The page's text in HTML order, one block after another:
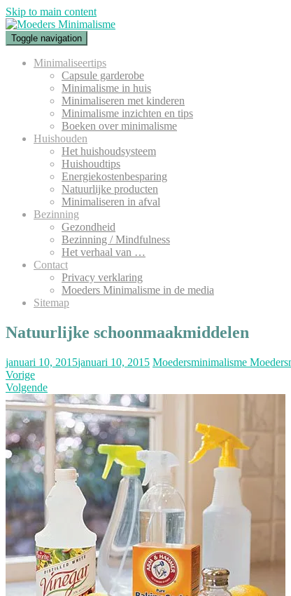
Skip to main content
Toggle navigation
Minimaliseertips
Capsule garderobe
Minimalisme in huis
Minimaliseren met kinderen
Minimalisme inzichten en tips
Boeken over minimalisme
Huishouden
Het huishoudsysteem
Huishoudtips
Energiekostenbesparing
Natuurlijke producten
Minimaliseren in afval
Bezinning
Gezondheid
Bezinning / Mindfulness
Het verhaal van …
Contact
Privacy verklaring
Moeders Minimalisme in de media
Sitemap
Natuurlijke schoonmaakmiddelen
januari 10, 2015januari 10, 2015 Moedersminimalisme
Vorige
Volgende